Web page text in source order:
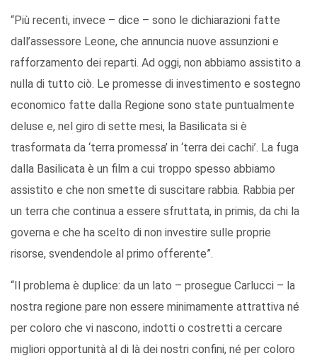
“Più recenti, invece – dice – sono le dichiarazioni fatte
dall’assessore Leone, che annuncia nuove assunzioni e
rafforzamento dei reparti. Ad oggi, non abbiamo assistito a
nulla di tutto ciò. Le promesse di investimento e sostegno
economico fatte dalla Regione sono state puntualmente
deluse e, nel giro di sette mesi, la Basilicata si è
trasformata da ‘terra promessa’ in ‘terra dei cachi’. La fuga
dalla Basilicata è un film a cui troppo spesso abbiamo
assistito e che non smette di suscitare rabbia. Rabbia per
un terra che continua a essere sfruttata, in primis, da chi la
governa e che ha scelto di non investire sulle proprie
risorse, svendendole al primo offerente”.
“Il problema è duplice: da un lato – prosegue Carlucci – la
nostra regione pare non essere minimamente attrattiva né
per coloro che vi nascono, indotti o costretti a cercare
migliori opportunità al di là dei nostri confini, né per coloro